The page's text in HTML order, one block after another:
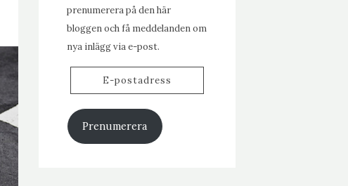
prenumerera på den här
bloggen och få meddelanden om
nya inlägg via e-post.
postadress
Prenumerera